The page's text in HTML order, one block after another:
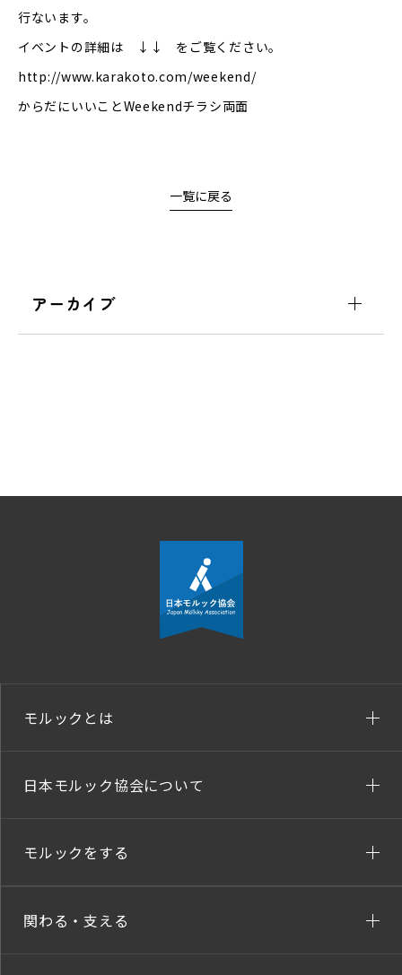
行ないます。
イベントの詳細は ↓↓ をご覧ください。
http://www.karakoto.com/weekend/
からだにいいことWeekendチラシ両面
一覧に戻る
アーカイブ
モルックとは
日本モルック協会について
モルックをする
関わる・支える